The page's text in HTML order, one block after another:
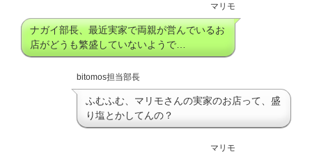
マリモ
ナガイ部長、最近実家で両親が営んでいるお
店がどうも繁盛していないようで…
bitomos担当部長
ふむふむ、マリモさんの実家のお店って、盛
り塩とかしてんの？
マリモ